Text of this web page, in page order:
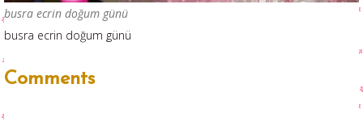
busra ecrin doğum günü
busra ecrin doğum günü
Comments